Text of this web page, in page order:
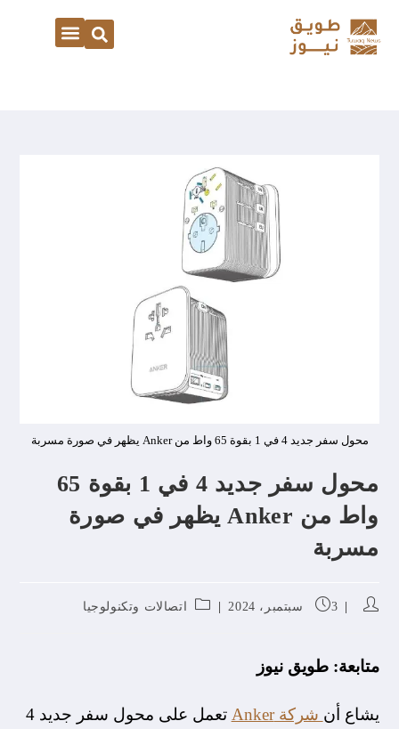
محول سفر جديد 4 في 1 بقوة 65 واط من Anker يظهر في صورة مسربة
محول سفر جديد 4 في 1 بقوة 65
واط من Anker يظهر في صورة
مسربة
3 سبتمبر، 2024 اتصالات وتكنولوجيا
متابعة: طويق نيوز
يشاع أن شركة Anker
تعمل على محول سفر جديد 4